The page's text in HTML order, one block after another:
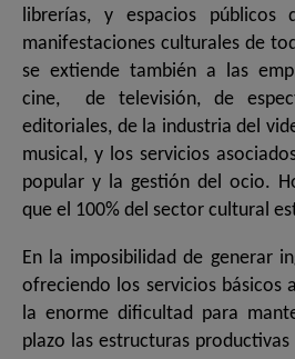
librerías, y espacios públicos
manifestaciones culturales de
se extiende también a las
cine, de televisión, de
editoriales, de la industria del
musical, y los servicios
popular y la gestión del ocio.
que el 100% del sector cultural
En la imposibilidad de generar
ofreciendo los servicios básicos
la enorme dificultad para
plazo las estructuras